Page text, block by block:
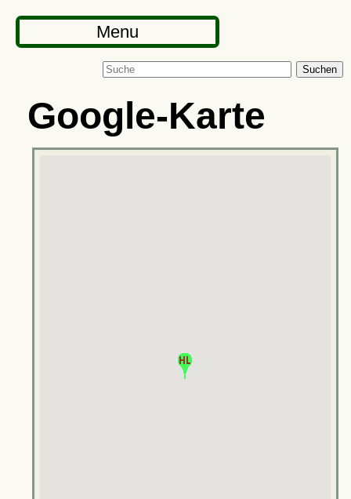
Menu
Suchen
Google-Karte